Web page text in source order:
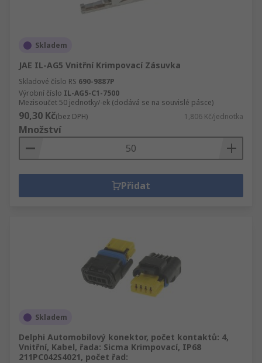
Skladem
JAE IL-AG5 Vnitřní Krimpovací Zásuvka
Skladové číslo RS 690-9887P
Výrobní číslo IL-AG5-C1-7500
Mezisoučet 50 jednotky/-ek (dodává se na souvislé pásce)
90,30 Kč(bez DPH) 1,806 Kč/jednotka
Množství
Přidat
Skladem
Delphi Automobilový konektor, počet kontaktů: 4,
Vnitřní, Kabel, řada: Sicma Krimpovací, IP68
211PC042S4021, počet řad: